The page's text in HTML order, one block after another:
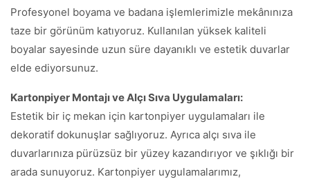
Profesyonel boyama ve badana işlemlerimizle mekânınıza
taze bir görünüm katıyoruz. Kullanılan yüksek kaliteli
boyalar sayesinde uzun süre dayanıklı ve estetik duvarlar
elde ediyorsunuz.
Kartonpiyer Montajı ve Alçı Sıva Uygulamaları:
Estetik bir iç mekan için kartonpiyer uygulamaları ile
dekoratif dokunuşlar sağlıyoruz. Ayrıca alçı sıva ile
duvarlarınıza pürüzsüz bir yüzey kazandırıyor ve şıklığı bir
arada sunuyoruz. Kartonpiyer uygulamalarımız,